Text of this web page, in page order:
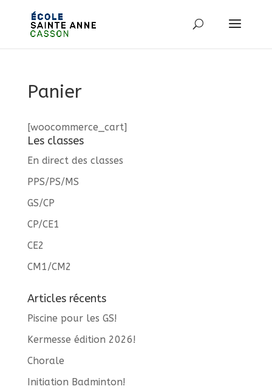
Panier
[woocommerce_cart]
Les classes
En direct des classes
PPS/PS/MS
GS/CP
CP/CE1
CE2
CM1/CM2
Articles récents
Piscine pour les GS!
Kermesse édition 2026!
Chorale
Initiation Badminton!